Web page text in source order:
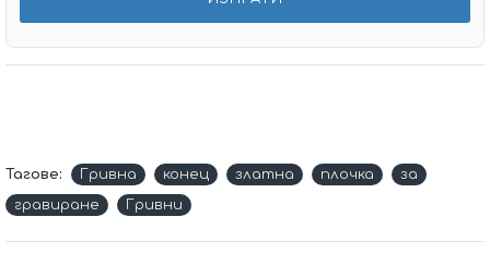
Тагове: Гривна конец златна плочка
за
гравиране
Гривни